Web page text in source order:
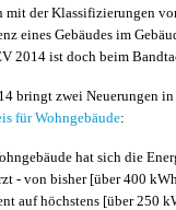
mit der Klassifizierungen
eines Gebäudes im
2014 ist doch beim
bringt zwei Neuerungen
für Wohngebäude:
hat sich die
- von bisher [über 400
auf höchstens [über 250